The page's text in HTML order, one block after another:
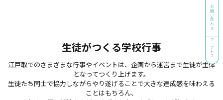
お問い合わせ
アクセス
生徒がつくる学校行事
江戸取でのさまざまな行事やイベントは、企画から運営まで生徒が主体
となってつくり上げます。
生徒たち同士で協力しながらやり遂げることで大きな達成感を味わえる
ことはもちろん、